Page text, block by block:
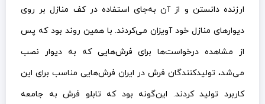
ارزنده دانستن و از آن به‌جای استفاده در کف منازل بر روی
دیوارهای منازل خود آویزان می‌کردند. با همین روند بود که پس
از مشاهده درخواست‌ها برای فرش‌هایی که به دیوار نصب
می‌شد، تولیدکنندگان فرش در ایران فرش‌هایی مناسب برای این
کاربرد تولید کردند. این‌گونه بود که تابلو فرش به جامعه